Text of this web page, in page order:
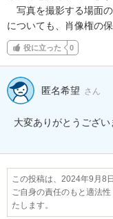
写真を撮影する場面
についても、肖像権の
役に立った 0
匿名希望 さん
大変ありがとうござい
この投稿は、2024年9月8
ご自身の責任のもと適法
たします。